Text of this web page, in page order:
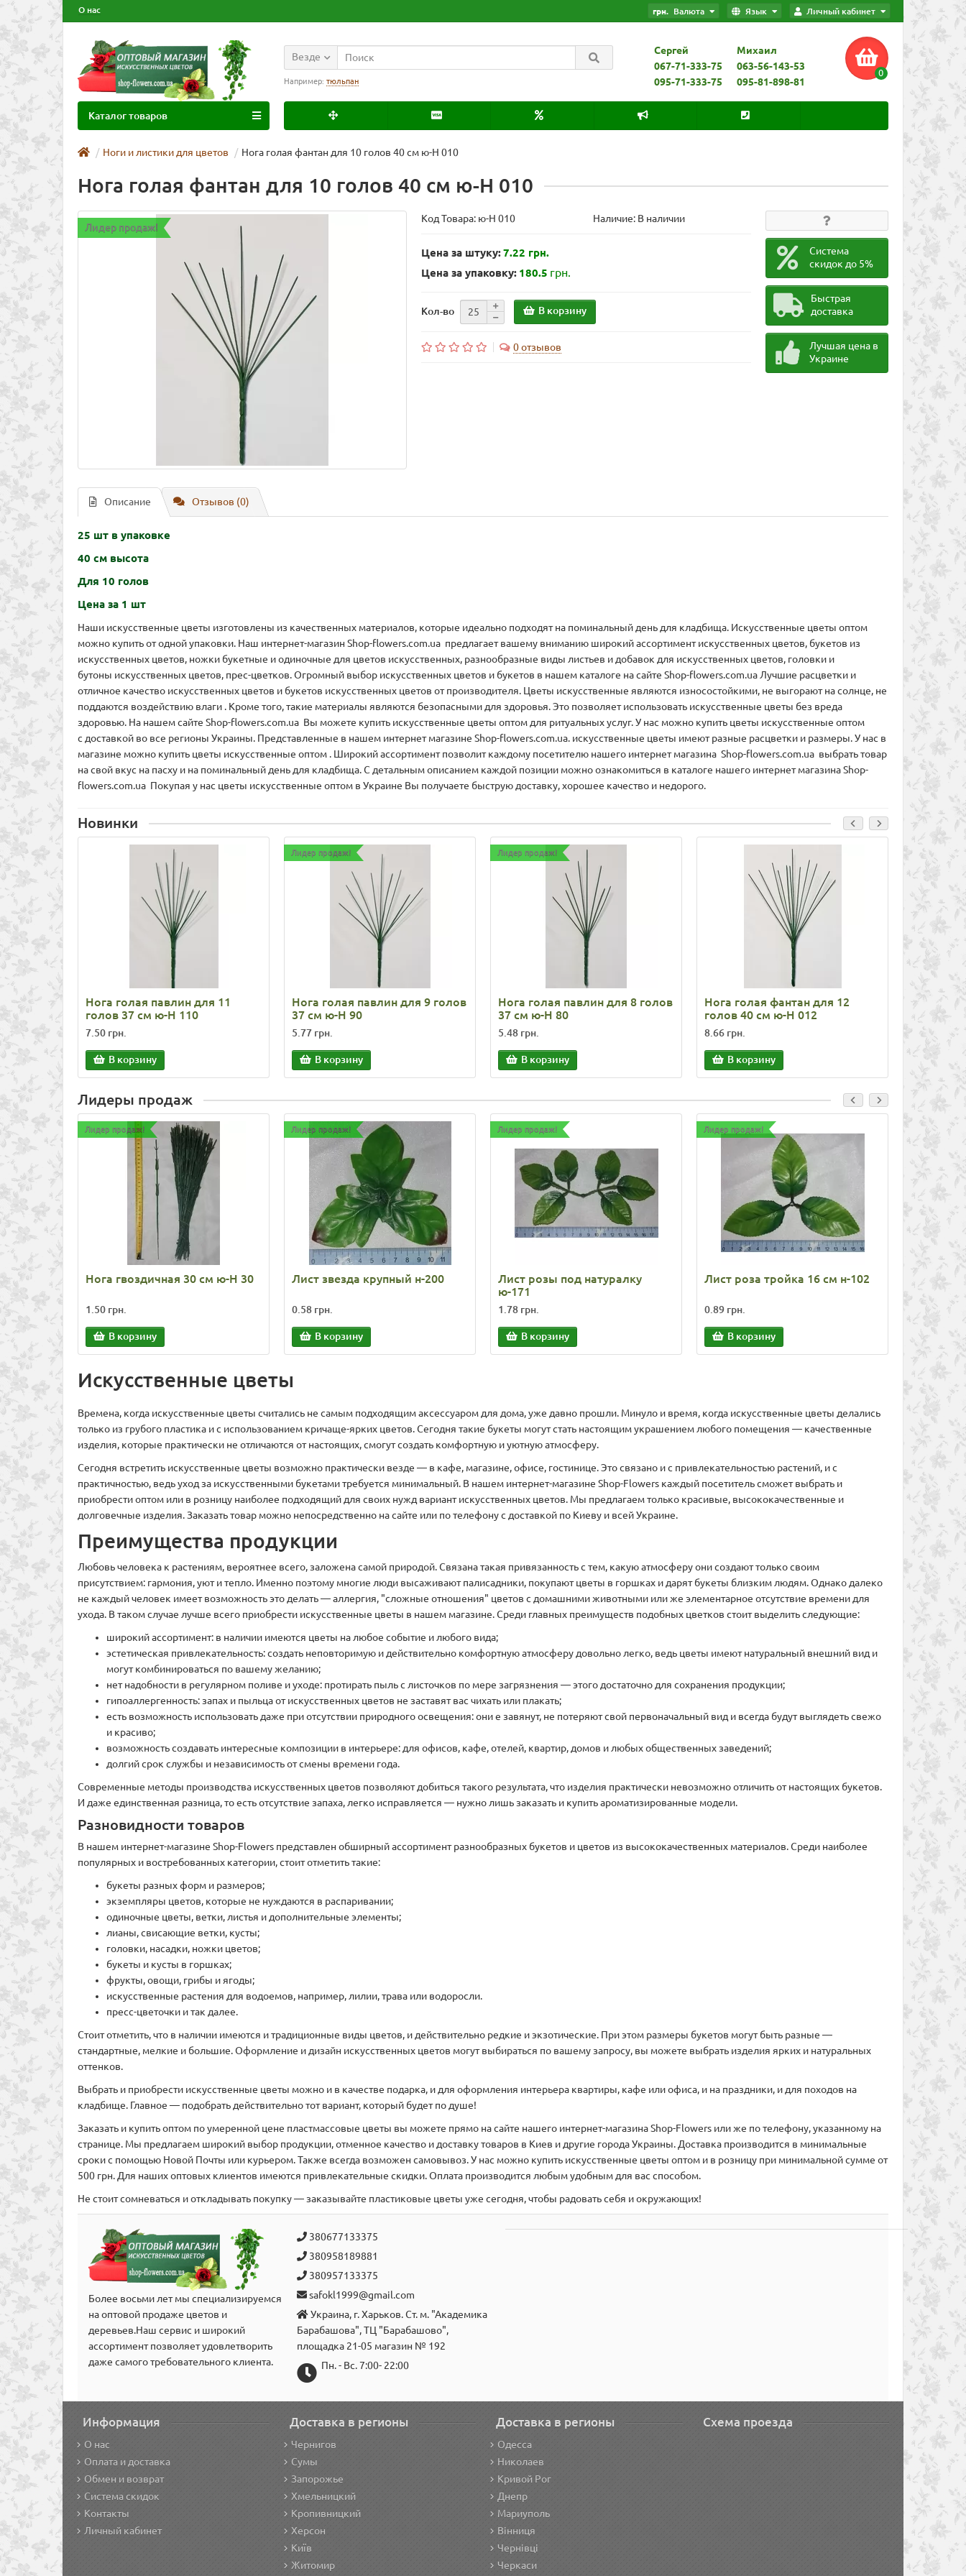
Личный кабинет
Язык
грн. Валюта
О нас
Сергей
067-71-333-75
095-71-333-75
Михаил
063-56-143-53
095-81-898-81
0
Везде
Например: тюльпан
Каталог товаров
Ноги и листики для цветов Нога голая фантан для 10 голов 40 см ю-Н 010
Нога голая фантан для 10 голов 40 см ю-Н 010
Лидер продаж!
Код Товара: ю-Н 010 Наличие: В наличии
Цена за штуку:7.22 грн.
Цена за упаковку: 180.5 грн.
Кол-во В корзину
0 отзывов
Система
скидок до 5%
Быстрая
доставка
Лучшая цена в
Украине
Описание Отзывов (0)
25 шт в упаковке
40 см высота
Для 10 голов
Цена за 1 шт
Наши искусственные цветы изготовлены из качественных материалов, которые идеально подходят на поминальный день для кладбища. Искусственные цветы оптом
можно купить от одной упаковки. Наш интернет-магазин Shop-flowers.com.ua предлагает вашему вниманию широкий ассортимент искусственных цветов, букетов из
искусственных цветов, ножки букетные и одиночные для цветов искусственных, разнообразные виды листьев и добавок для искусственных цветов, головки и
бутоны искусственных цветов, прес-цветков. Огромный выбор искусственных цветов и букетов в нашем каталоге на сайте Shop-flowers.com.ua Лучшие расцветки и
отличное качество искусственных цветов и букетов искусственных цветов от производителя. Цветы искусственные являются износостойкими, не выгорают на солнце, не
поддаются воздействию влаги . Кроме того, такие материалы являются безопасными для здоровья. Это позволяет использовать искусственные цветы без вреда
здоровью. На нашем сайте Shop-flowers.com.ua Вы можете купить искусственные цветы оптом для ритуальных услуг. У нас можно купить цветы искусственные оптом
с доставкой во все регионы Украины. Представленные в нашем интернет магазине Shop-flowers.com.ua. искусственные цветы имеют разные расцветки и размеры. У нас в
магазине можно купить цветы искусственные оптом . Широкий ассортимент позволит каждому посетителю нашего интернет магазина Shop-flowers.com.ua выбрать товар
на свой вкус на пасху и на поминальный день для кладбища. С детальным описанием каждой позиции можно ознакомиться в каталоге нашего интернет магазина Shop-
flowers.com.ua Покупая у нас цветы искусственные оптом в Украине Вы получаете быструю доставку, хорошее качество и недорого.
Новинки
Нога голая павлин для 11
голов 37 см ю-Н 110
7.50 грн.
В корзину
Лидер продаж!
Нога голая павлин для 9 голов
37 см ю-Н 90
5.77 грн.
В корзину
Лидер продаж!
Нога голая павлин для 8 голов
37 см ю-Н 80
5.48 грн.
В корзину
Нога голая фантан для 12
голов 40 см ю-Н 012
8.66 грн.
В корзину
Лидер
Нога
голов
7.22 грн.
Лидеры продаж
Лидер продаж!
Нога гвоздичная 30 см ю-Н 30
1.50 грн.
В корзину
Лидер продаж!
Лист звезда крупный н-200
0.58 грн.
В корзину
Лидер продаж!
Лист розы под натуралку
ю-171
1.78 грн.
В корзину
Лидер продаж!
Лист роза тройка 16 см н-102
0.89 грн.
В корзину
Лидер
Лист
0.71 грн.
В
Искусственные цветы
Времена, когда искусственные цветы считались не самым подходящим аксессуаром для дома, уже давно прошли. Минуло и время, когда искусственные цветы делались
только из грубого пластика и с использованием кричаще-ярких цветов. Сегодня такие букеты могут стать настоящим украшением любого помещения — качественные
изделия, которые практически не отличаются от настоящих, смогут создать комфортную и уютную атмосферу.
Сегодня встретить искусственные цветы возможно практически везде — в кафе, магазине, офисе, гостинице. Это связано и с привлекательностью растений, и с
практичностью, ведь уход за искусственными букетами требуется минимальный. В нашем интернет-магазине Shop-Flowers каждый посетитель сможет выбрать и
приобрести оптом или в розницу наиболее подходящий для своих нужд вариант искусственных цветов. Мы предлагаем только красивые, высококачественные и
долговечные изделия. Заказать товар можно непосредственно на сайте или по телефону с доставкой по Киеву и всей Украине.
Преимущества продукции
Любовь человека к растениям, вероятнее всего, заложена самой природой. Связана такая привязанность с тем, какую атмосферу они создают только своим
присутствием: гармония, уют и тепло. Именно поэтому многие люди высаживают палисадники, покупают цветы в горшках и дарят букеты близким людям. Однако далеко
не каждый человек имеет возможность это делать — аллергия, "сложные отношения" цветов с домашними животными или же элементарное отсутствие времени для
ухода. В таком случае лучше всего приобрести искусственные цветы в нашем магазине. Среди главных преимуществ подобных цветков стоит выделить следующие:
широкий ассортимент: в наличии имеются цветы на любое событие и любого вида;
эстетическая привлекательность: создать неповторимую и действительно комфортную атмосферу довольно легко, ведь цветы имеют натуральный внешний вид и
могут комбинироваться по вашему желанию;
нет надобности в регулярном поливе и уходе: протирать пыль с листочков по мере загрязнения — этого достаточно для сохранения продукции;
гипоаллергенность: запах и пыльца от искусственных цветов не заставят вас чихать или плакать;
есть возможность использовать даже при отсутствии природного освещения: они е завянут, не потеряют свой первоначальный вид и всегда будут выглядеть свежо
и красиво;
возможность создавать интересные композиции в интерьере: для офисов, кафе, отелей, квартир, домов и любых общественных заведений;
долгий срок службы и независимость от смены времени года.
Современные методы производства искусственных цветов позволяют добиться такого результата, что изделия практически невозможно отличить от настоящих букетов.
И даже единственная разница, то есть отсутствие запаха, легко исправляется — нужно лишь заказать и купить ароматизированные модели.
Разновидности товаров
В нашем интернет-магазине Shop-Flowers представлен обширный ассортимент разнообразных букетов и цветов из высококачественных материалов. Среди наиболее
популярных и востребованных категории, стоит отметить такие:
букеты разных форм и размеров;
экземпляры цветов, которые не нуждаются в распаривании;
одиночные цветы, ветки, листья и дополнительные элементы;
лианы, свисающие ветки, кусты;
головки, насадки, ножки цветов;
букеты и кусты в горшках;
фрукты, овощи, грибы и ягоды;
искусственные растения для водоемов, например, лилии, трава или водоросли.
пресс-цветочки и так далее.
Стоит отметить, что в наличии имеются и традиционные виды цветов, и действительно редкие и экзотические. При этом размеры букетов могут быть разные —
стандартные, мелкие и большие. Оформление и дизайн искусственных цветов могут выбираться по вашему запросу, вы можете выбрать изделия ярких и натуральных
оттенков.
Выбрать и приобрести искусственные цветы можно и в качестве подарка, и для оформления интерьера квартиры, кафе или офиса, и на праздники, и для походов на
кладбище. Главное — подобрать действительно тот вариант, который будет по душе!
Заказать и купить оптом по умеренной цене пластмассовые цветы вы можете прямо на сайте нашего интернет-магазина Shop-Flowers или же по телефону, указанному на
странице. Мы предлагаем широкий выбор продукции, отменное качество и доставку товаров в Киев и другие города Украины. Доставка производится в минимальные
сроки с помощью Новой Почты или курьером. Также всегда возможен самовывоз. У нас можно купить искусственные цветы оптом и в розницу при минимальной сумме от
500 грн. Для наших оптовых клиентов имеются привлекательные скидки. Оплата производится любым удобным для вас способом.
Не стоит сомневаться и откладывать покупку — заказывайте пластиковые цветы уже сегодня, чтобы радовать себя и окружающих!
Более восьми лет мы специализируемся
на оптовой продаже цветов и
деревьев.Наш сервис и широкий
аcсортимент позволяет удовлетворить
даже самого требовательного клиента.
380677133375
380958189881
380957133375
safokl1999@gmail.com
Украина, г. Харьков. Ст. м. "Академика
Барабашова", ТЦ "Барабашово",
площадка 21-05 магазин № 192
Пн. - Вс. 7:00- 22:00
Информация
О нас
Оплата и доставка
Обмен и возврат
Система скидок
Контакты
Личный кабинет
Доставка в регионы
Чернигов
Сумы
Запорожье
Хмельницкий
Кропивницкий
Херсон
Київ
Житомир
Доставка в регионы
Одесса
Николаев
Кривой Рог
Днепр
Мариуполь
Вінниця
Чернівці
Черкаси
Схема проезда